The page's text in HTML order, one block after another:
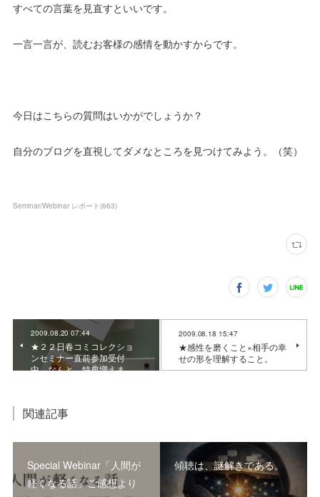
すべての言葉を見直すといいです。
一言一言が、読むお客様の感情を動かすからです。
今日はこちらの質問はいかがでしょうか？
自分のブログを直視してダメなところを見つけてみよう。（笑）
Seminar/Webinar レポート (663)
2009.08.20 07:44
★２２日春コミコレクショ
ンセミナー直前参加受付
中。なんと、特典増えま…
2009.08.18 15:47
★感性を磨くこと×相手の幸
せの形を理解すること。
関連記事
Special Webinar「人間が
軽くなる話」ご感想より
傾聴は、謎解きである。